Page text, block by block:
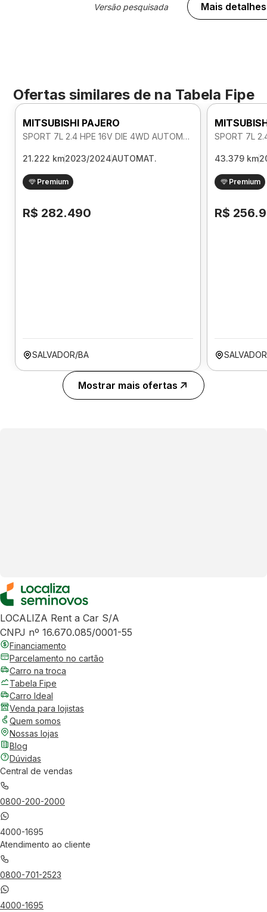
Versão pesquisada Mais detalhes
Ofertas similares de na Tabela Fipe
MITSUBISHI PAJERO
SPORT 7L 2.4 HPE 16V DIE 4WD AUTOMATICO
21.222 km2023/2024AUTOMAT.
Premium
R$ 282.490
SALVADOR/BA
43.379 km
Premium
R$
Mostrar mais ofertas
LOCALIZA Rent a Car S/A
CNPJ nº 16.670.085/0001-55
Financiamento
Parcelamento no cartão
Carro na troca
Tabela Fipe
Carro Ideal
Venda para lojistas
Quem somos
Nossas lojas
Blog
Dúvidas
Central de vendas
0800-200-2000
4000-1695
Atendimento ao cliente
0800-701-2523
4000-1695